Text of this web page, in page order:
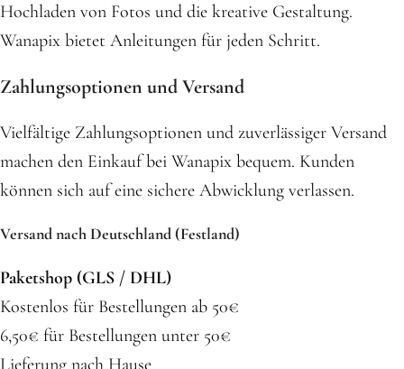
Hochladen von Fotos und die kreative Gestaltung.
Wanapix bietet Anleitungen für jeden Schritt.
Zahlungsoptionen und Versand
Vielfältige Zahlungsoptionen und zuverlässiger Versand
machen den Einkauf bei Wanapix bequem. Kunden
können sich auf eine sichere Abwicklung verlassen.
Versand nach Deutschland (Festland)
Paketshop (GLS / DHL)
Kostenlos für Bestellungen ab 50€
6,50€ für Bestellungen unter 50€
Lieferung nach Hause